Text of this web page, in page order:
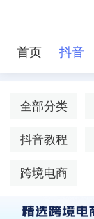
首页 抖音
全部分类
抖音教程
跨境电商